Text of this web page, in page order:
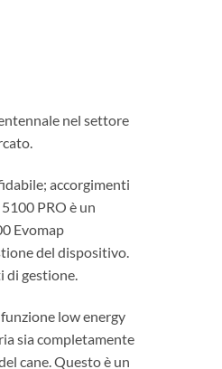
nel settore
accorgimenti
PRO è un
Evomap
del dispositivo.
di gestione.
low energy
sia completamente
cane. Questo è un